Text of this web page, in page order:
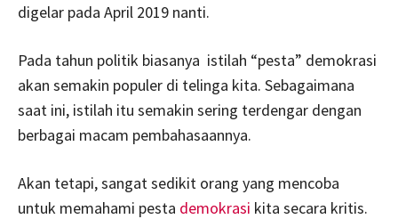
digelar pada April 2019 nanti.
Pada tahun politik biasanya istilah “pesta” demokrasi
akan semakin populer di telinga kita. Sebagaimana
saat ini, istilah itu semakin sering terdengar dengan
berbagai macam pembahasaannya.
Akan tetapi, sangat sedikit orang yang mencoba
untuk memahami pesta demokrasi kita secara kritis.